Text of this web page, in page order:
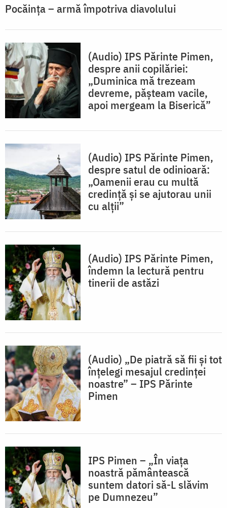
Pocăința – armă împotriva diavolului
(Audio) IPS Părinte Pimen,
despre anii copilăriei:
„Duminica mă trezeam
devreme, pășteam vacile,
apoi mergeam la Biserică”
(Audio) IPS Părinte Pimen,
despre satul de odinioară:
„Oamenii erau cu multă
credință și se ajutorau unii
cu alții”
(Audio) IPS Părinte Pimen,
îndemn la lectură pentru
tinerii de astăzi
(Audio) „De piatră să fii și tot
înțelegi mesajul credinței
noastre” – IPS Părinte
Pimen
IPS Pimen – „În viața
noastră pământească
suntem datori să-L slăvim
pe Dumnezeu”